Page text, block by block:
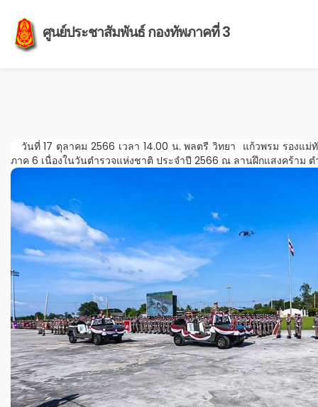
ศูนย์ประชาสัมพันธ์ กองทัพภาคที่ 3
วันที่ 17 ตุลาคม 2566 เวลา 14.00 น. พลตรี วิทยา แก้วพรม รองแ
ภาค 6 เนื่องในวันตำรวจแห่งชาติ ประจำปี 2566 ณ ลานฝึกแสงคร้าม